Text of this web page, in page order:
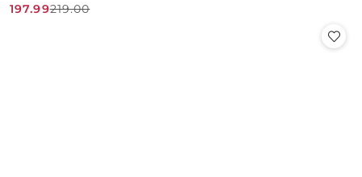
Cena
197.99
Cena
219.00